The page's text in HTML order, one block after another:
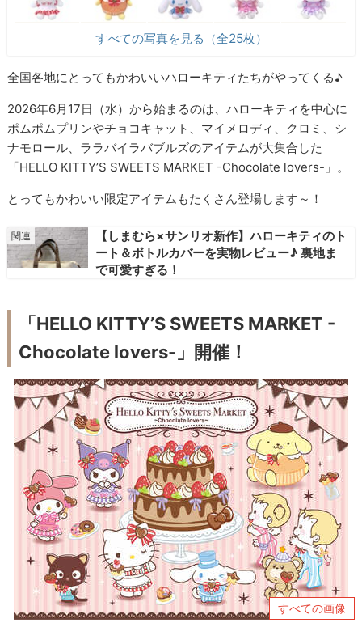
すべての写真を見る（全25枚）
全国各地にとってもかわいいハローキティたちがやってくる♪
2026年6月17日（水）から始まるのは、ハローキティを中心に
ポムポムプリンやチョコキャット、マイメロディ、クロミ、シ
ナモロール、ララバイラバブルズのアイテムが大集合した
「HELLO KITTY’S SWEETS MARKET -Chocolate lovers-」。
とってもかわいい限定アイテムもたくさん登場します～！
【しまむら×サンリオ新作】ハローキティのト
ート＆ボトルカバーを実物レビュー♪ 裏地ま
で可愛すぎる！
「HELLO KITTY’S SWEETS MARKET -
Chocolate lovers-」開催！
すべての画像